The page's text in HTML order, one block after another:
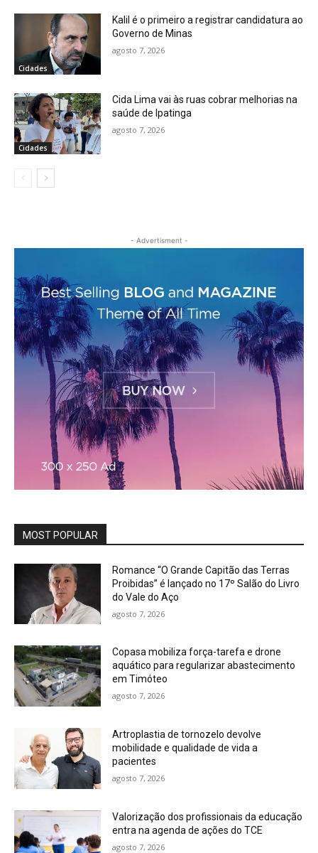
Cidades
Kalil é o primeiro a registrar candidatura ao
Governo de Minas
agosto 7, 2026
Cidades
Cida Lima vai às ruas cobrar melhorias na
saúde de Ipatinga
agosto 7, 2026
- Advertisment -
MOST POPULAR
Romance “O Grande Capitão das Terras
Proibidas” é lançado no 17º Salão do Livro
do Vale do Aço
agosto 7, 2026
Copasa mobiliza força-tarefa e drone
aquático para regularizar abastecimento
em Timóteo
agosto 7, 2026
Artroplastia de tornozelo devolve
mobilidade e qualidade de vida a
pacientes
agosto 7, 2026
Valorização dos profissionais da educação
entra na agenda de ações do TCE
agosto 7, 2026